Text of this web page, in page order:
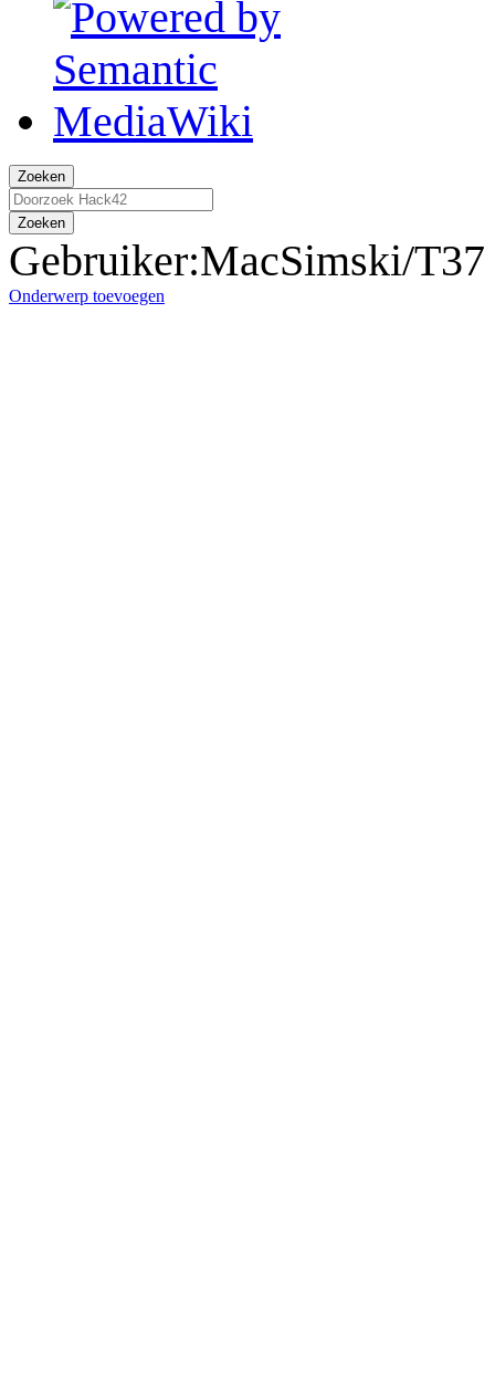
Zoeken
Zoeken
Gebruiker:MacSimski/T37
Onderwerp toevoegen